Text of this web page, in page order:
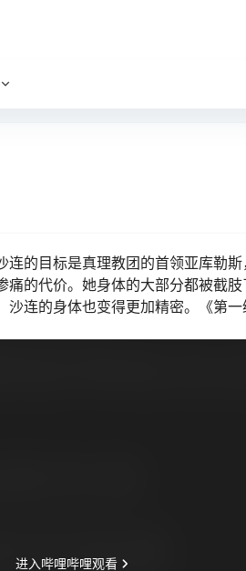
的目标是真理教团的首领亚库勒斯
的代价。她身体的大部分都被截
连的身体也变得更加精密。《第